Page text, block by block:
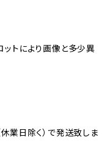
ットにより画像と多少異
業日除く）で発送致しま